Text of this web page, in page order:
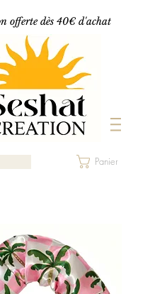
offerte dès 40€ d'achat
Panier